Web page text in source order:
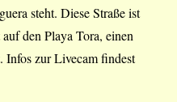
steht. Diese Straße ist
den Playa Tora, einen
Infos zur Livecam findest